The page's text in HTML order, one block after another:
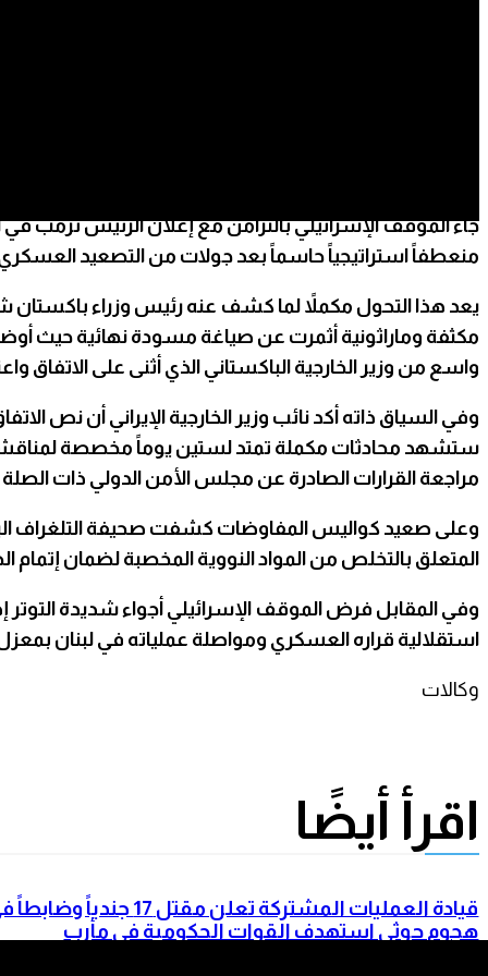
ٲعلنت إسرائيل رفضها القاطع للاتفاق الدبلوماسي المفاجئ
منعطفاً استراتيجياً حاسماً بعد جولات من التصعيد
يعد هذا التحول مكملاً لما كشف عنه رئيس وزراء
واسع من وزير الخارجية الباكستاني الذي أثنى على الاتفاق
وفي السياق ذاته أكد نائب وزير الخارجية الإيراني أن نص
ستشهد محادثات مكملة تمتد لستين يوماً مخصصة لمناقشة
مراجعة القرارات الصادرة عن مجلس الأمن الدولي ذات
وعلى صعيد كواليس المفاوضات كشفت صحيفة التلغراف
المتعلق بالتخلص من المواد النووية المخصبة لضمان إتمام
وفي المقابل فرض الموقف الإسرائيلي أجواء شديدة
استقلالية قراره العسكري ومواصلة عملياته في لبنان
وكالات
اقرأ أيضًا
قيادة العمليات المشتركة تعلن مقتل 17 جندياً
هجوم حوثي استهدف القوات الحكومية في مأرب